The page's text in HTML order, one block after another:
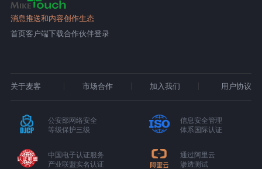
消息推送和内容创作生态
首页客户端下载合作伙伴登录
关于麦客 市场合作 加入我们 用户协议
公安部网络安全
等级保护三级
信息安全管理
体系国际认证
中国电子认证服务
产业联盟实名认证
通过阿里云
渗透测试